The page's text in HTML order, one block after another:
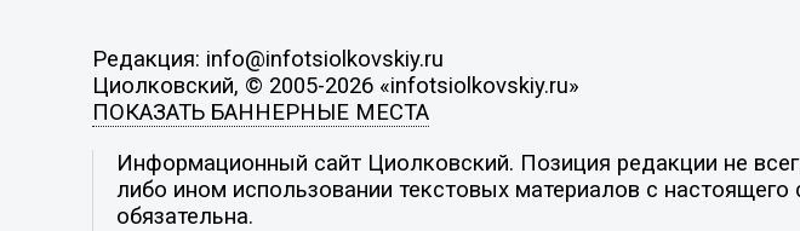
Редакция: info@infotsiolkovskiy.ru
Циолковский, © 2005-2026 «infotsiolkovskiy.ru»
ПОКАЗАТЬ БАННЕРНЫЕ МЕСТА
Информационный сайт Циолковский. Позиция редакции не
либо ином использовании текстовых материалов с
обязательна.